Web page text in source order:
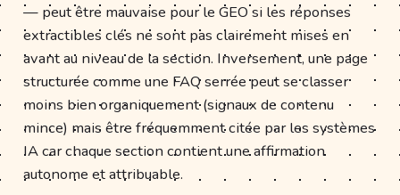
— peut être mauvaise pour le GEO si les réponses
extractibles clés ne sont pas clairement mises en
avant au niveau de la section. Inversement, une page
structurée comme une FAQ serrée peut se classer
moins bien organiquement (signaux de contenu
mince) mais être fréquemment citée par les systèmes
IA car chaque section contient une affirmation
autonome et attribuable.